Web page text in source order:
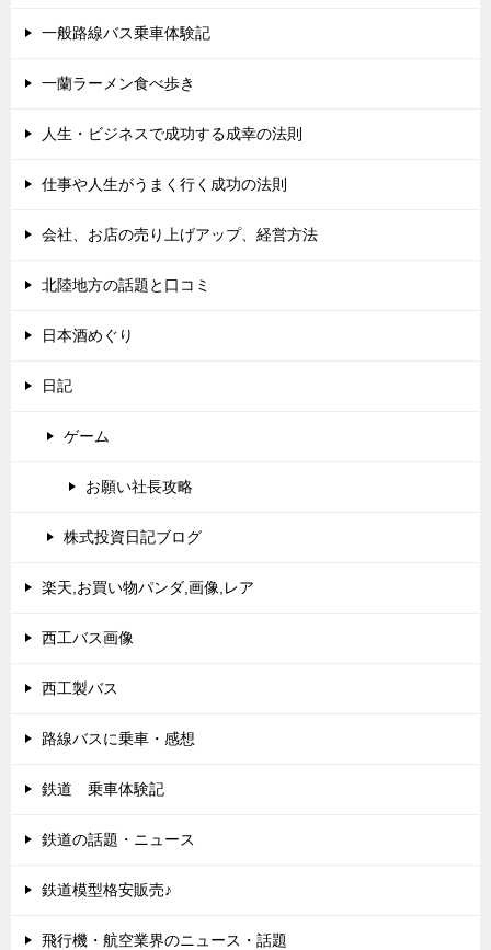
一般路線バス乗車体験記
一蘭ラーメン食べ歩き
人生・ビジネスで成功する成幸の法則
仕事や人生がうまく行く成功の法則
会社、お店の売り上げアップ、経営方法
北陸地方の話題と口コミ
日本酒めぐり
日記
ゲーム
お願い社長攻略
株式投資日記ブログ
楽天,お買い物パンダ,画像,レア
西工バス画像
西工製バス
路線バスに乗車・感想
鉄道 乗車体験記
鉄道の話題・ニュース
鉄道模型格安販売♪
飛行機・航空業界のニュース・話題